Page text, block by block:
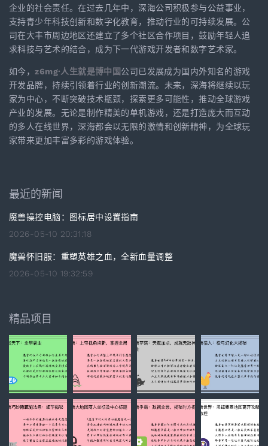
企业的社会责任。在过去几年中，深海公司积极参与公益事业，
支持青少年科技创新和数字化教育，推动行业的可持续发展。公
司在大丰市周边地区还建立了多个社区合作项目，鼓励年轻人追
求科技与艺术的结合，成为下一代游戏开发者和数字艺术家。
如今，z6mg·人生就是博中国公司已发展成为国内外知名的游戏
开发品牌，持续引领着行业的创新潮流。未来，深海将继续以玩
家为中心，不断突破技术瓶颈，探索更多可能性，推动全球游戏
产业的发展。无论是制作精美的单机游戏，还是打造庞大而互动
的多人在线世界，深海都会以无限的激情和创新精神，为全球玩
家带来更加丰富多彩的游戏体验。
最近的新闻
魔兽操控电脑：图标居中设置指南
2026-05-10 20:31:18
魔兽怀旧服：重塑英雄之血，全新血量调整
2026-05-10 19:32:59
精品项目